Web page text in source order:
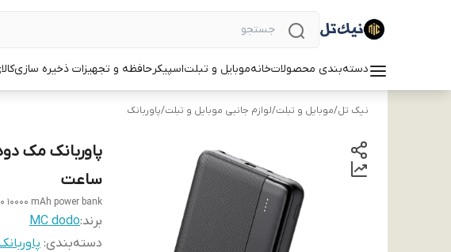
دسته‌بندی محصولاتخانهموبایل و تبلتاسپیکرحافظه و تجهیزات ذخیره سازی
نیک تل/موبایل و تبلت/لوازم جانبی موبایل و تبلت/پاوربانک
ساعت
10000 mAh power bank
برند:MC dodo
دسته‌بندی: